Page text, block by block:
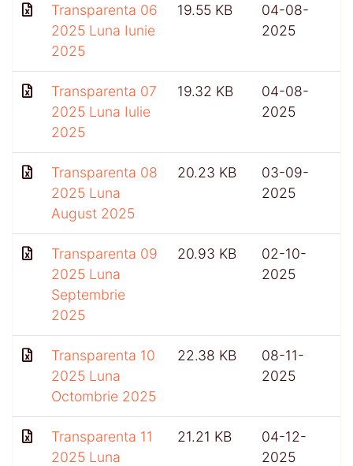
Transparenta 06
2025 Luna Iunie
2025
19.55 KB
04-08-
2025
Transparenta 07
2025 Luna Iulie
2025
19.32 KB
04-08-
2025
Transparenta 08
2025 Luna
August 2025
20.23 KB
03-09-
2025
Transparenta 09
2025 Luna
Septembrie
2025
20.93 KB
02-10-
2025
Transparenta 10
2025 Luna
Octombrie 2025
22.38 KB
08-11-
2025
Transparenta 11
2025 Luna
21.21 KB
04-12-
2025